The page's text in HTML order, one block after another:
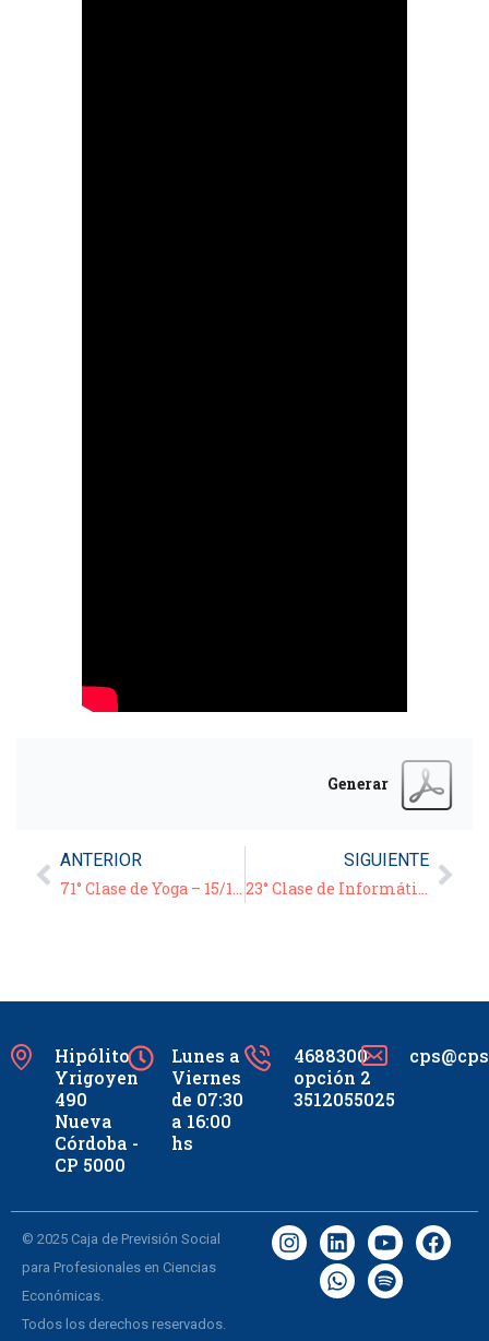
Generar
ANTERIOR
71° Clase de Yoga – 15/12/20
SIGUIENTE
23° Clase de Informática – Video/Tutorial: «Armado de tarjetas virtuales» – 16/12/20
Hipólito
Yrigoyen
490
Nueva
Córdoba -
CP 5000
Lunes a
Viernes
de 07:30
a 16:00
hs
4688300
opción 2
3512055025
© 2025 Caja de Previsión Social
para Profesionales en Ciencias
Económicas.
Todos los derechos reservados.